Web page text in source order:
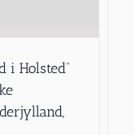
i Holsted”